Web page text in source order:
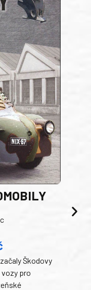
Škodovy
pro